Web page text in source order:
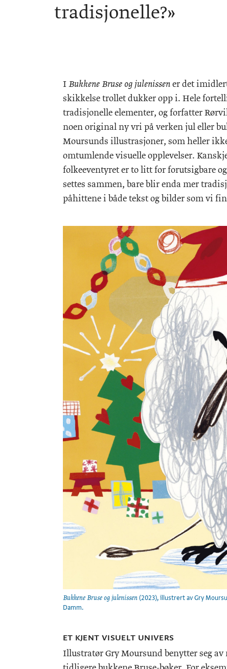
tradisjonelle?»
I Bukkene Bruse og julenissener det
skikkelse trollet dukker opp i. Hele
tradisjonelle elementer, og forfatter
noen original ny vri på verken jul eller
Moursunds illustrasjoner, som heller
omtumlende visuelle opplevelser.
folkeeventyret er to litt for forutsigbare
settes sammen, bare blir enda mer
påhittene i både tekst og bilder som vi
Bukkene Bruse og julenissen(2023), illustrert av Gry
Damm.
ET KJENT VISUELT UNIVERS
Illustratør Gry Moursund benytter seg av